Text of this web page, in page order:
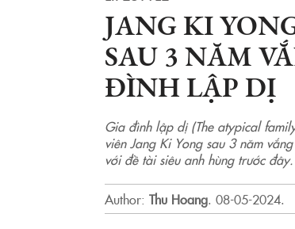
JANG KI
SAU 3 NĂM
ĐÌNH LẬP DỊ
Gia đình lập dị (The atypical
viên Jang Ki Yong sau 3 năm
với đề tài siêu anh hùng trước đây.
Author: Thu Hoang. 08-05-2024.